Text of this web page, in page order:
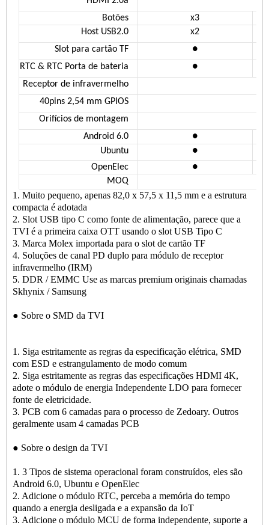
Botões
x3
Host USB2.0
x2
Slot para cartão TF
●
RTC & RTC Porta de bateria
●
Receptor de infravermelho
40pins 2,54 mm GPIOS
Orifícios de montagem
Android 6.0
●
Ubuntu
●
OpenElec
●
MOQ
1. Muito pequeno, apenas 82,0 x 57,5 ​​x 11,5 mm e a estrutura
compacta é adotada
2. Slot USB tipo C como fonte de alimentação, parece que a
TVI é a primeira caixa OTT usando o slot USB Tipo C
3. Marca Molex importada para o slot de cartão TF
4. Soluções de canal PD duplo para módulo de receptor
infravermelho (IRM)
5. DDR / EMMC Use as marcas premium originais chamadas
Skhynix / Samsung
● Sobre o SMD da TVI
1. Siga estritamente as regras da especificação elétrica, SMD
com ESD e estrangulamento de modo comum
2. Siga estritamente as regras das especificações HDMI 4K,
adote o módulo de energia Independente LDO para fornecer
fonte de eletricidade.
3. PCB com 6 camadas para o processo de Zedoary. Outros
geralmente usam 4 camadas PCB
● Sobre o design da TVI
1. 3 Tipos de sistema operacional foram construídos, eles são
Android 6.0, Ubuntu e OpenElec
2. Adicione o módulo RTC, perceba a memória do tempo
quando a energia desligada e a expansão da IoT
3. Adicione o módulo MCU de forma independente, suporte a